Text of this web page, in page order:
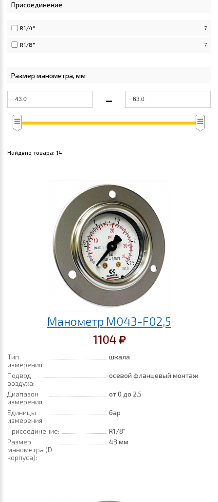
Присоединение
R1/4" 7
R1/8" 7
Размер манометра, мм
-
Найдено товара: 14
Манометр M043-F02,5
1104
Тип
измерения:
шкала
Подвод
воздуха:
осевой фланцевый монтаж
Диапазон
измерения:
от 0 до 2.5
Единицы
измерения:
бар
Присоединение:
R1/8"
Размер
манометра (D
корпуса):
43 мм